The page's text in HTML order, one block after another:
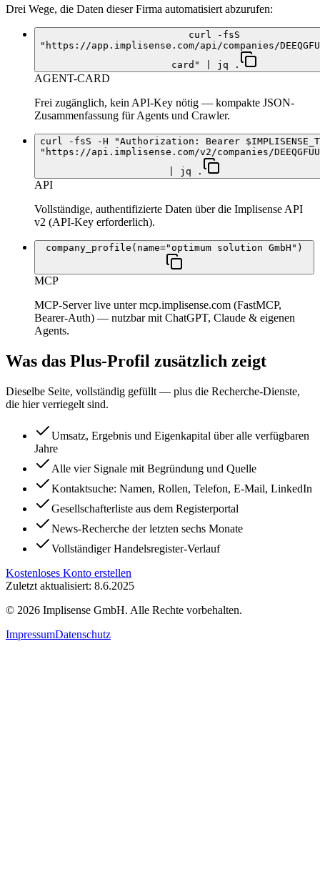
Drei Wege, die Daten dieser Firma automatisiert abzurufen:
curl -fsS
"https://app.implisense.com/api/companies/
card" | jq .
AGENT-CARD
Frei zugänglich, kein API-Key nötig — kompakte JSON-
Zusammenfassung für Agents und Crawler.
curl -fsS -H "Authorization: Bearer
"https://api.implisense.com/v2/companies/
| jq .
API
Vollständige, authentifizierte Daten über die Implisense API
v2 (API-Key erforderlich).
company_profile(name="optimum solution GmbH")
MCP
MCP-Server live unter mcp.implisense.com (FastMCP,
Bearer-Auth) — nutzbar mit ChatGPT, Claude & eigenen
Agents.
Was das Plus-Profil zusätzlich zeigt
Dieselbe Seite, vollständig gefüllt — plus die Recherche-Dienste,
die hier verriegelt sind.
Umsatz, Ergebnis und Eigenkapital über alle verfügbaren
Jahre
Alle vier Signale mit Begründung und Quelle
Kontaktsuche: Namen, Rollen, Telefon, E-Mail, LinkedIn
Gesellschafterliste aus dem Registerportal
News-Recherche der letzten sechs Monate
Vollständiger Handelsregister-Verlauf
Kostenloses Konto erstellen
Zuletzt aktualisiert: 8.6.2025
© 2026 Implisense GmbH. Alle Rechte vorbehalten.
ImpressumDatenschutz